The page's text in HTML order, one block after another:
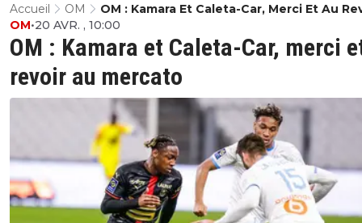
Accueil OM
OM : Kamara Et Caleta-Car, Merci Et Au
Au Mercato
OM : Kamara et Caleta-Car, merci
revoir au mercato
OM•20 AVR. , 10:00